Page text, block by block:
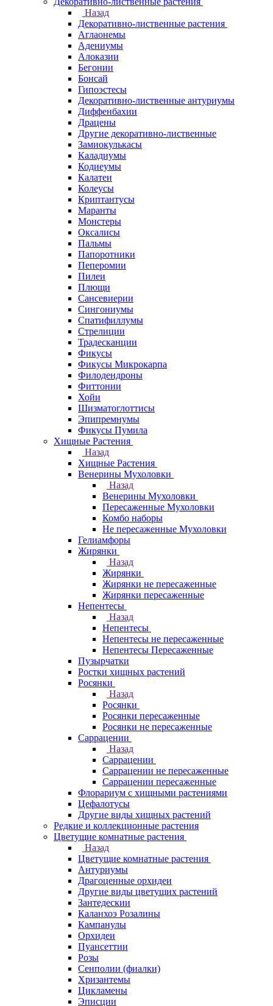
Назад
Декоративно-лиственные растения
Аглаонемы
Адениумы
Алоказии
Бегонии
Бонсай
Гипоэстесы
Декоративно-лиственные антуриумы
Диффенбахии
Драцены
Другие декоративно-лиственные
Замиокулькасы
Каладиумы
Кодиеумы
Калатеи
Колеусы
Криптантусы
Маранты
Монстеры
Оксалисы
Пальмы
Папоротники
Пеперомии
Пилеи
Плющи
Сансевиерии
Сингониумы
Спатифиллумы
Стрелиции
Традесканции
Фикусы
Фикусы Микрокарпа
Филодендроны
Фиттонии
Хойи
Шизматоглоттисы
Эпипремнумы
Фикусы Пумила
Хищные Растения
Назад
Хищные Растения
Венерины Мухоловки
Назад
Венерины Мухоловки
Пересаженные Мухоловки
Комбо наборы
Не пересаженные Мухоловки
Гелиамфоры
Жирянки
Назад
Жирянки
Жирянки не пересаженные
Жирянки пересаженные
Непентесы
Назад
Непентесы
Непентесы не пересаженные
Непентесы Пересаженные
Пузырчатки
Ростки хищных растений
Росянки
Назад
Росянки
Росянки пересаженные
Росянки не пересаженные
Саррацении
Назад
Саррацении
Саррацении не пересаженные
Саррацении пересаженные
Флорариум с хищными растениями
Цефалотусы
Другие виды хищных растений
Редкие и коллекционные растения
Цветущие комнатные растения
Назад
Цветущие комнатные растения
Антуриумы
Драгоценные орхидеи
Другие виды цветущих растений
Зантедескии
Каланхоэ Розалины
Кампанулы
Орхидеи
Пуансеттии
Розы
Сенполии (фиалки)
Хризантемы
Цикламены
Эписции